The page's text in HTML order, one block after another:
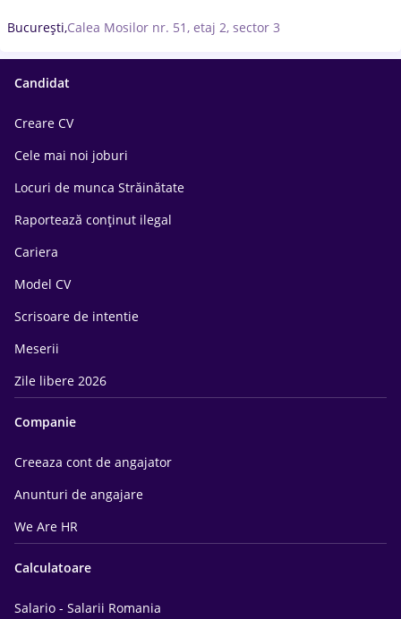
București,Calea Mosilor nr. 51, etaj 2, sector 3
Candidat
Creare CV
Cele mai noi joburi
Locuri de munca Străinătate
Raportează conținut ilegal
Cariera
Model CV
Scrisoare de intentie
Meserii
Zile libere 2026
Companie
Creeaza cont de angajator
Anunturi de angajare
We Are HR
Calculatoare
Salario - Salarii Romania